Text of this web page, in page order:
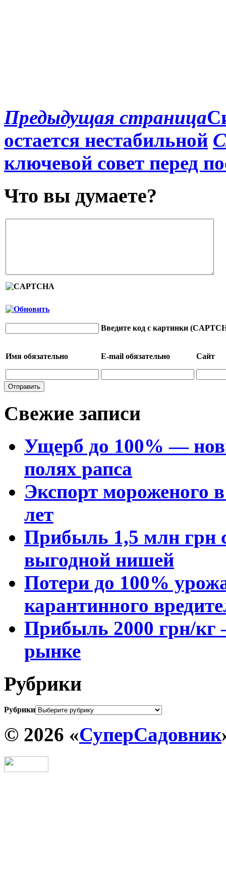
Предыдущая страница
остается нестабильной
ключевой совет перед
Что вы думаете?
Введите код с картинки
Имя обязательно E-mail обязательно Сайт
Свежие записи
Ущерб до 100% —
полях рапса
Экспорт мороженого
лет
Прибыль 1,5 млн грн
выгодной нишей
Потери до 100%
карантинного
Прибыль 2000 грн/кг
рынке
Рубрики
Рубрики
© 2026 «СуперСадовник